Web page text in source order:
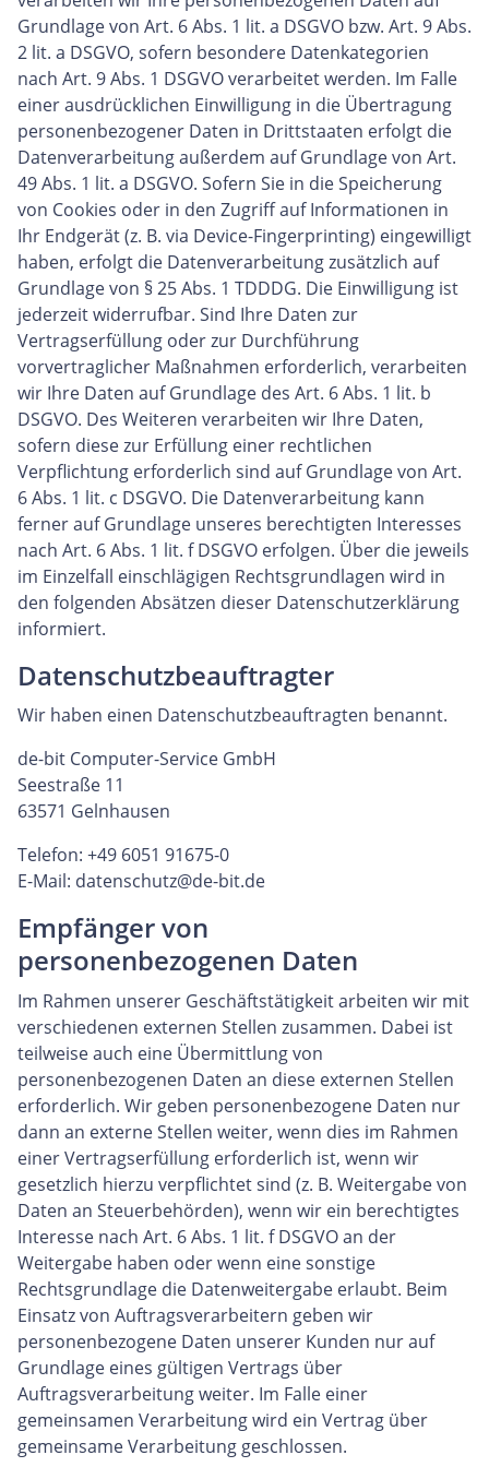
Grundlage von Art. 6 Abs. 1 lit. a DSGVO bzw. Art. 9 Abs.
2 lit. a DSGVO, sofern besondere Datenkategorien
nach Art. 9 Abs. 1 DSGVO verarbeitet werden. Im Falle
einer ausdrücklichen Einwilligung in die Übertragung
personenbezogener Daten in Drittstaaten erfolgt die
Datenverarbeitung außerdem auf Grundlage von Art.
49 Abs. 1 lit. a DSGVO. Sofern Sie in die Speicherung
von Cookies oder in den Zugriff auf Informationen in
Ihr Endgerät (z. B. via Device-Fingerprinting) eingewilligt
haben, erfolgt die Datenverarbeitung zusätzlich auf
Grundlage von § 25 Abs. 1 TDDDG. Die Einwilligung ist
jederzeit widerrufbar. Sind Ihre Daten zur
Vertragserfüllung oder zur Durchführung
vorvertraglicher Maßnahmen erforderlich, verarbeiten
wir Ihre Daten auf Grundlage des Art. 6 Abs. 1 lit. b
DSGVO. Des Weiteren verarbeiten wir Ihre Daten,
sofern diese zur Erfüllung einer rechtlichen
Verpflichtung erforderlich sind auf Grundlage von Art.
6 Abs. 1 lit. c DSGVO. Die Datenverarbeitung kann
ferner auf Grundlage unseres berechtigten Interesses
nach Art. 6 Abs. 1 lit. f DSGVO erfolgen. Über die jeweils
im Einzelfall einschlägigen Rechtsgrundlagen wird in
den folgenden Absätzen dieser Datenschutzerklärung
informiert.
Datenschutzbeauftragter
Wir haben einen Datenschutzbeauftragten benannt.
de-bit Computer-Service GmbH
Seestraße 11
63571 Gelnhausen
Telefon: +49 6051 91675-0
E-Mail: datenschutz@de-bit.de
Empfänger von
personenbezogenen Daten
Im Rahmen unserer Geschäftstätigkeit arbeiten wir mit
verschiedenen externen Stellen zusammen. Dabei ist
teilweise auch eine Übermittlung von
personenbezogenen Daten an diese externen Stellen
erforderlich. Wir geben personenbezogene Daten nur
dann an externe Stellen weiter, wenn dies im Rahmen
einer Vertragserfüllung erforderlich ist, wenn wir
gesetzlich hierzu verpflichtet sind (z. B. Weitergabe von
Daten an Steuerbehörden), wenn wir ein berechtigtes
Interesse nach Art. 6 Abs. 1 lit. f DSGVO an der
Weitergabe haben oder wenn eine sonstige
Rechtsgrundlage die Datenweitergabe erlaubt. Beim
Einsatz von Auftragsverarbeitern geben wir
personenbezogene Daten unserer Kunden nur auf
Grundlage eines gültigen Vertrags über
Auftragsverarbeitung weiter. Im Falle einer
gemeinsamen Verarbeitung wird ein Vertrag über
gemeinsame Verarbeitung geschlossen.